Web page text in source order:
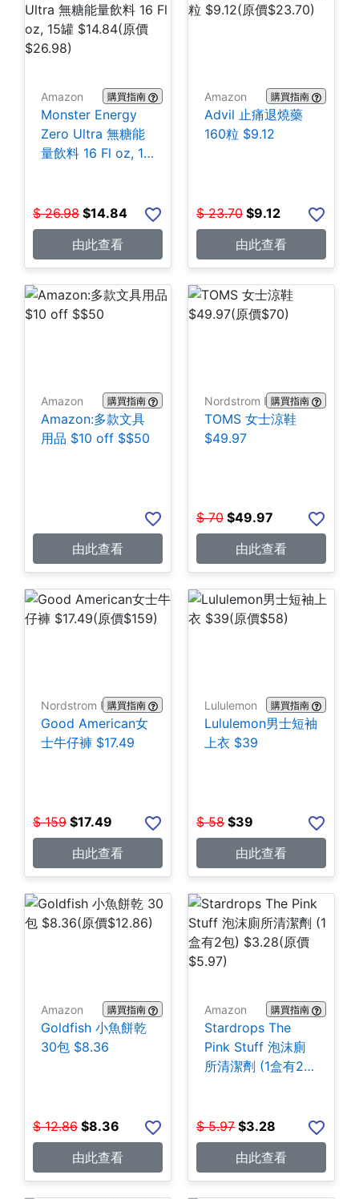
Amazon 購買指南
Monster Energy
Zero Ultra 無糖能
量飲料 16 Fl oz, 15
$ 26.98 $14.84
由此查看
Amazon 購買指南
Advil 止痛退燒藥
160粒 $9.12
$ 23.70 $9.12
由此查看
Amazon 購買指南
Amazon:多款文具
用品 $10 off $$50
由此查看
Nordstrom Rack購買指南
TOMS 女士涼鞋
$49.97
$ 70 $49.97
由此查看
Nordstrom Rack購買指南
Good American女
士牛仔褲 $17.49
$ 159 $17.49
由此查看
Lululemon 購買指南
Lululemon男士短袖
上衣 $39
$ 58 $39
由此查看
Amazon 購買指南
Goldfish 小魚餅乾
30包 $8.36
$ 12.86 $8.36
由此查看
Amazon 購買指南
Stardrops The
Pink Stuff 泡沫廁
所清潔劑 (1盒有2
$ 5.97 $3.28
由此查看